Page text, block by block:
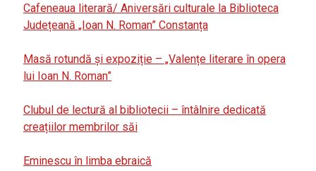
Cafeneaua literară/ Aniversări culturale la Biblioteca
Județeană „Ioan N. Roman” Constanța
Masă rotundă și expoziție – „Valențe literare în opera
lui Ioan N. Roman”
Clubul de lectură al bibliotecii – întâlnire dedicată
creațiilor membrilor săi
Eminescu în limba ebraică